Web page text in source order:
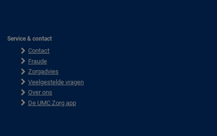
Service & contact
Contact
Fraude
Zorgadvies
Veelgestelde vragen
Over ons
De UMC Zorg app